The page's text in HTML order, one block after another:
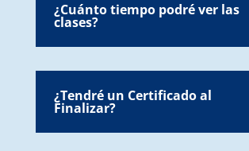
¿Cuánto tiempo podré ver las
clases?
¿Tendré un Certificado al
Finalizar?